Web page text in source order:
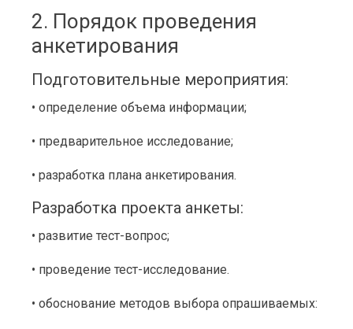
2. Порядок проведения
анкетирования
Подготовительные мероприятия:
• определение объема информации;
• предварительное исследование;
• разработка плана анкетирования.
Разработка проекта анкеты:
• развитие тест-вопрос;
• проведение тест-исследование.
• обоснование методов выбора опрашиваемых: